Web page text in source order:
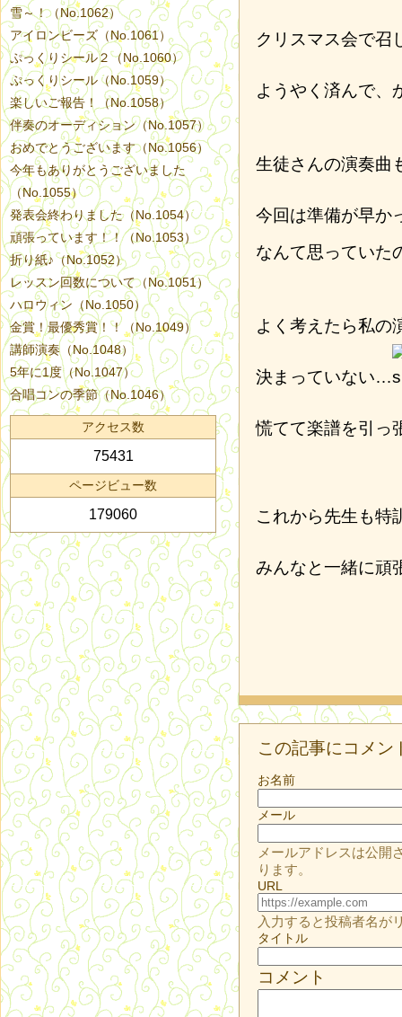
クリスマス会で召
ようやく済んで、
生徒さんの演奏曲
今回は準備が早か
なんて思ってい
よく考えたら私の
決まっていない…
慌てて楽譜を引っ
これから先生も特
みんなと一緒に頑
この記事にコメン
お名前
メール
メールアドレスは公開
ります。
URL
入力すると投稿者名が
タイトル
コメント
雪～！（No.1062）
アイロンビーズ（No.1061）
ぷっくりシール２（No.1060）
ぷっくりシール（No.1059）
楽しいご報告！（No.1058）
伴奏のオーディション（No.1057）
おめでとうございます（No.1056）
今年もありがとうございました
（No.1055）
発表会終わりました（No.1054）
頑張っています！！（No.1053）
折り紙♪（No.1052）
レッスン回数について（No.1051）
ハロウィン（No.1050）
金賞！最優秀賞！！（No.1049）
講師演奏（No.1048）
5年に1度（No.1047）
合唱コンの季節（No.1046）
アクセス数
75431
ページビュー数
179060